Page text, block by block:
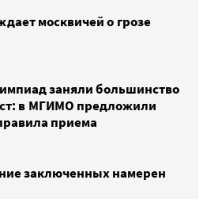
москвичей о грозе
заняли большинство
в МГИМО предложили
приема
заключенных намерен